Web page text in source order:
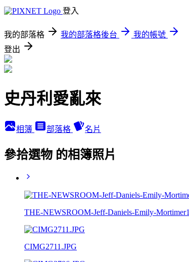
登入
我的部落格 我的部落格後台
我的帳號
登出
史丹利愛亂來
相簿 部落格 名片
參拾選物 的相簿照片
THE-NEWSROOM-Jeff-Daniels-Emily-Mortimer1
CIMG2711.JPG